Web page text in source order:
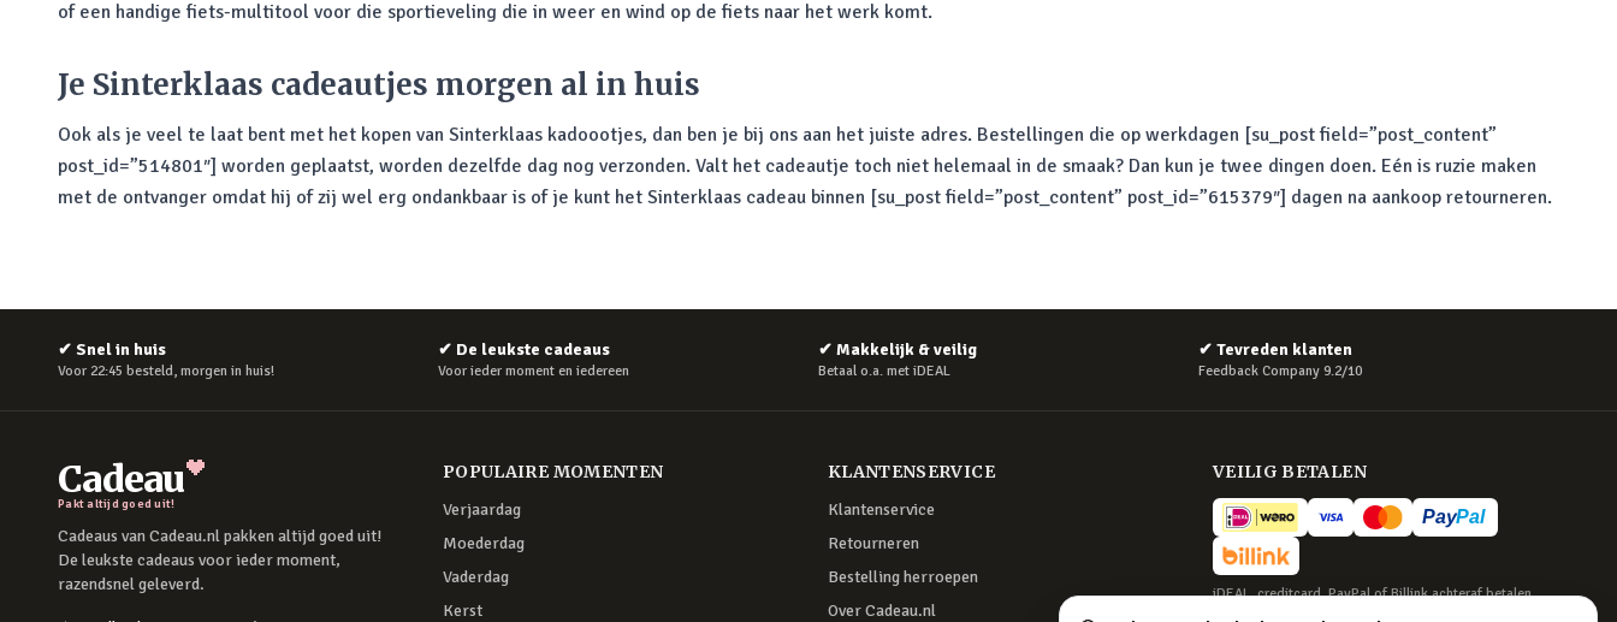
of een handige fiets-multitool voor die sportieveling die in weer en wind op de fiets naar het werk komt.
Je Sinterklaas cadeautjes morgen al in huis
Ook als je veel te laat bent met het kopen van Sinterklaas kadoootjes, dan ben je bij ons aan het juiste adres. Bestellingen die op werkdagen [su_post field=”post_content”
post_id=”514801″] worden geplaatst, worden dezelfde dag nog verzonden. Valt het cadeautje toch niet helemaal in de smaak? Dan kun je twee dingen doen. Eén is ruzie maken
met de ontvanger omdat hij of zij wel erg ondankbaar is of je kunt het Sinterklaas cadeau binnen [su_post field=”post_content” post_id=”615379″] dagen na aankoop retourneren.
✔ Snel in huis
Voor 22:45 besteld, morgen in huis!
✔ De leukste cadeaus
Voor ieder moment en iedereen
✔ Makkelijk & veilig
Betaal o.a. met iDEAL
✔ Tevreden klanten
Feedback Company 9.2/10
Cadeau
Pakt altijd goed uit!
Cadeaus van Cadeau.nl pakken altijd goed uit!
De leukste cadeaus voor ieder moment,
razendsnel geleverd.
POPULAIRE MOMENTEN
Verjaardag
Moederdag
Vaderdag
Kerst
KLANTENSERVICE
Klantenservice
Retourneren
Bestelling herroepen
Over Cadeau.nl
VEILIG BETALEN
iDEAL, creditcard, PayPal of Billink achteraf betalen